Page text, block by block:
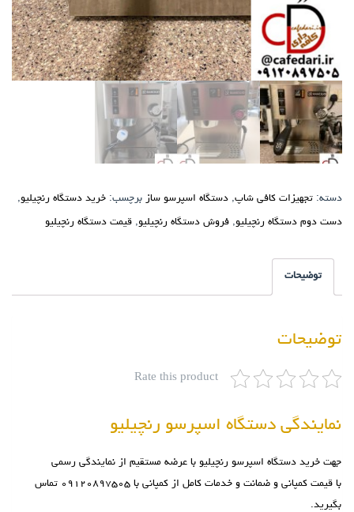
دسته: تجهیزات کافی شاپ, دستگاه اسپرسو ساز برچسب: خرید دستگاه رنچیلیو,
دست دوم دستگاه رنچیلیو, فروش دستگاه رنچیلیو, قیمت دستگاه رنچیلیو
توضیحات
توضیحات
Rate this product
نمایندگی دستگاه اسپرسو رنچیلیو
جهت خرید دستگاه اسپرسو رنچیلیو با عرضه مستقیم از نمایندگی رسمی
با قیمت کمپانی و ضمانت و خدمات کامل از کمپانی با ۰۹۱۲۰۸۹۷۵۰۵ تماس
بگیرید.